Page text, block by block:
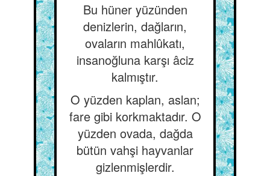
Bu hüner yüzünden
denizlerin, dağların,
ovaların mahlûkatı,
insanoğluna karşı âciz
kalmıştır.
O yüzden kaplan, aslan;
fare gibi korkmaktadır. O
yüzden ovada, dağda
bütün vahşi hayvanlar
gizlenmişlerdir.